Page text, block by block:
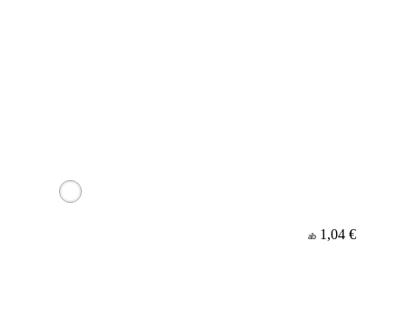
ab 1,04 €